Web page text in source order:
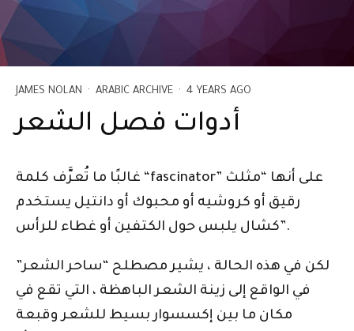
JAMES NOLAN · ARABIC ARCHIVE · 4 YEARS AGO
أدوات فصل الشعر
غالبًا ما تُعرَّف كلمة “fascinator” على أنها “مثلث
رقيق أو كروشيه أو محبوك أو دانتيل يستخدم
كشال يلبس حول الكتفين أو غطاء للرأس”.
لكن في هذه الحالة ، يشير مصطلح “ساحر الشعر”
في الواقع إلى زينة الشعر الباهظة ، التي تقع في
مكان ما بين إكسسوار بسيط للشعر وقبعة